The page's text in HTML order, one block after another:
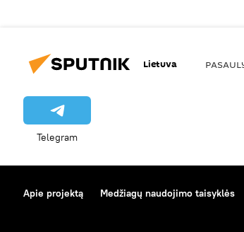
Lietuva
Telegram
Apie projektą Medžiagų naudojimo taisyklės